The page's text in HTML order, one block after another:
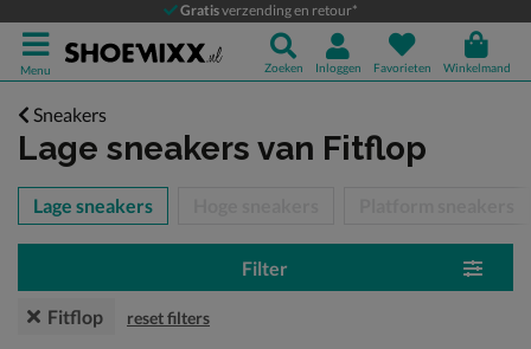
Gratisverzending en retour*
Menu Zoeken Inloggen Favorieten Winkelmand
Sneakers
Lage sneakers van Fitflop
over
Lage sneakers
Filter
Fitflop reset filters